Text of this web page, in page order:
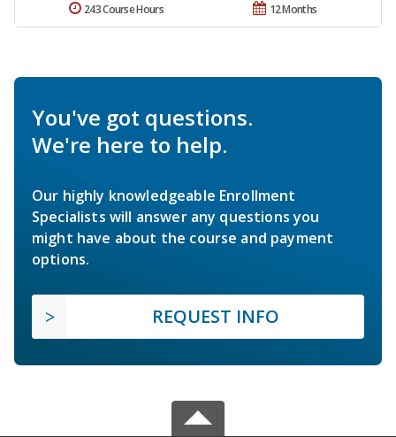
12 Months
243 Course Hours
You've got questions.
We're here to help.
Our highly knowledgeable Enrollment
Specialists will answer any questions you
might have about the course and payment
options.
REQUEST INFO